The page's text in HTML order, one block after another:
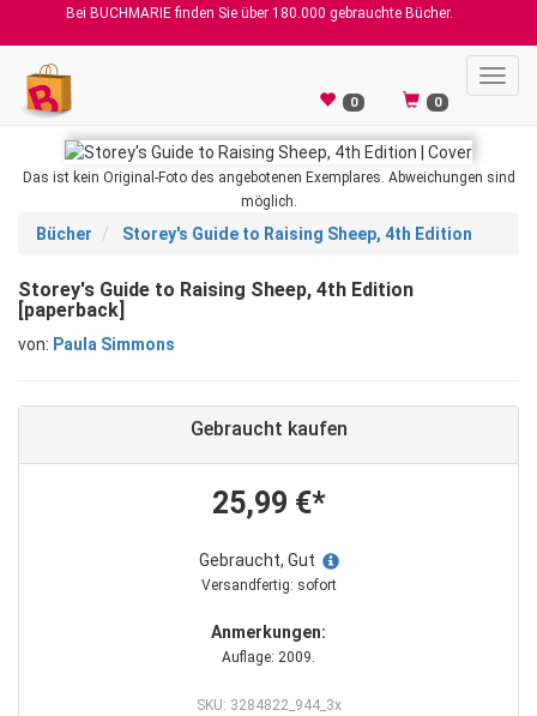
Bei BUCHMARIE finden Sie über 180.000 gebrauchte Bücher.
0 0
Das ist kein Original-Foto des angebotenen Exemplares. Abweichungen sind
möglich.
Bücher Storey's Guide to Raising Sheep, 4th Edition
Storey's Guide to Raising Sheep, 4th Edition
[paperback]
von: Paula Simmons
Gebraucht kaufen
25,99 €*
Gebraucht, Gut
Versandfertig: sofort
Anmerkungen:
Auflage: 2009.
SKU: 3284822_944_3x